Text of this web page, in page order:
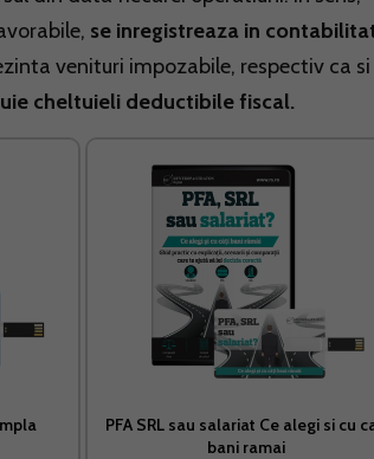
se inregistreaza in
venituri impozabile, respectiv ca si
cheltuieli deductibile fiscal.
PFA SRL sau salariat Ce alegi si cu
bani ramai